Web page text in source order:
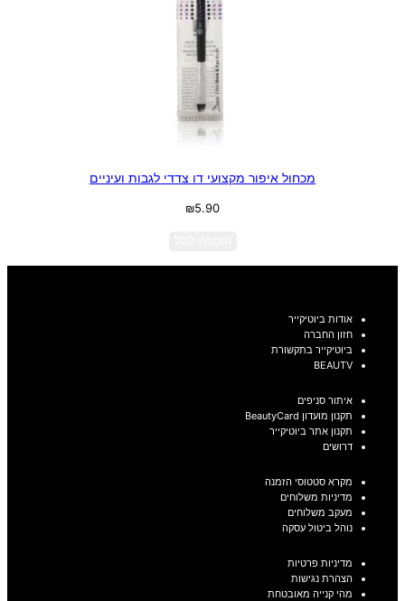
מכחול איפור מקצועי דו צדדי לגבות ועיניים
₪5.90
אודות ביוטיקייר
חזון החברה
ביוטיקייר בתקשורת
BEAUTV
איתור סניפים
תקנון מועדון BeautyCard
תקנון אתר ביוטיקייר
דרושים
מקרא סטטוסי הזמנה
מדיניות משלוחים
מעקב משלוחים
נוהל ביטול עסקה
מדיניות פרטיות
הצהרת נגישות
מהי קנייה מאובטחת